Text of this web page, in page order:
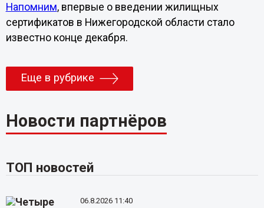
Напомним, впервые о введении жилищных
сертификатов в Нижегородской области стало
известно конце декабря.
Еще в рубрике
Новости партнёров
ТОП новостей
06.8.2026 11:40